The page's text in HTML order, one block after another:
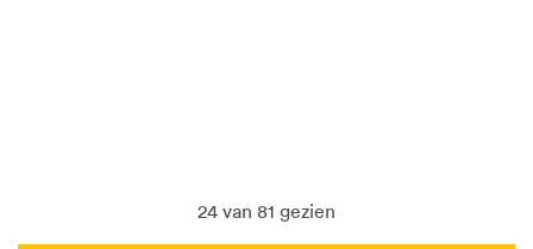
24 van 81 gezien